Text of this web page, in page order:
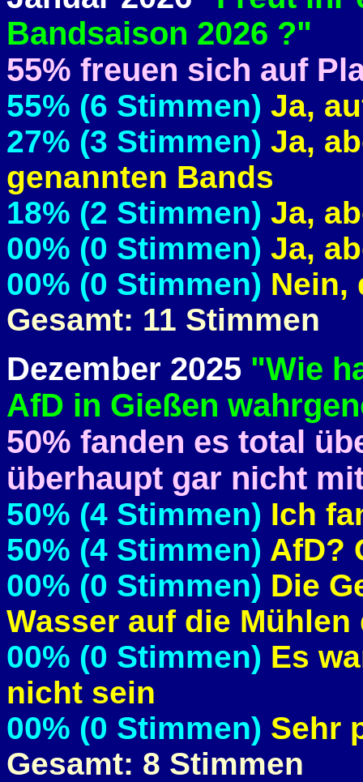
Bandsaison 2026 ?"
55% freuen sich auf
55% (6 Stimmen) Ja,
27% (3 Stimmen) Ja,
genannten Bands
18% (2 Stimmen) Ja,
00% (0 Stimmen) Ja,
00% (0 Stimmen) Nein,
Gesamt: 11 Stimmen
Dezember 2025 "Wie
AfD in Gießen
50% fanden es total
überhaupt gar nicht
50% (4 Stimmen) Ich
50% (4 Stimmen) AfD?
00% (0 Stimmen) Die
Wasser auf die Mühlen
00% (0 Stimmen) Es
nicht sein
00% (0 Stimmen) Sehr
Gesamt: 8 Stimmen